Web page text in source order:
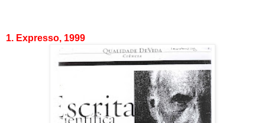
1. Expresso, 1999